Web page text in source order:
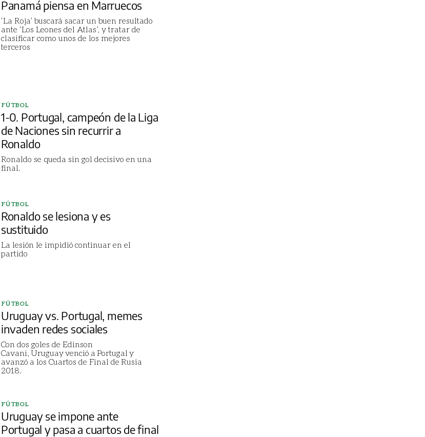
Panamá piensa en Marruecos
‘La Roja’ buscará sacar un buen resultado
ante ‘Los Leones del Atlas’, y tratar de
clasificar como unos de los mejores
terceros
FÚTBOL
1-0. Portugal, campeón de la Liga
de Naciones sin recurrir a
Ronaldo
Ronaldo se queda sin gol decisivo en una
final.
FÚTBOL
Ronaldo se lesiona y es
sustituido
La lesión le impidió continuar en el
partido
FÚTBOL
Uruguay vs. Portugal, memes
invaden redes sociales
Con dos goles de Edinson
Cavani, Uruguay venció a Portugal y
avanzó a los Cuartos de Final de Rusia
2018.
FÚTBOL
Uruguay se impone ante
Portugal y pasa a cuartos de final